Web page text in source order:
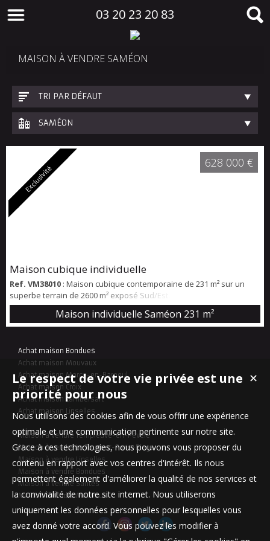
03 20 23 20 83
MAISON À VENDRE SAMÉON
TRI PAR DÉFAUT
SAMÉON
Exclusivité
Maison cubique individuelle
Ref. VM38010 : Maison cubique contemporaine de 231 m² sur un
superbe terrain de 2600 m² exposé Sud/Est. Située dans un
environnement paisible, cette maison spacieuse et ultra lumineuse
vous séduira par ses volumes généreux et sa configuration idéale
pour une vie de famille. Au rez-de-chaussée, vous trouverez une
idéale pour vos moment...
Maison individuelle Saméon 231 m²
628 000 €
Achat maison Bondues
Achat maison Mouvaux
Achat maison Marcq-en-Baroeul
Achat maison Croix
Achat maison Lambersart
Achat maison Linselles
Maison à vendre Templeuve-en-Pévèle
Maison à vendre Le Touquet-Paris-Plage
Maison à vendre Linselles
Maison à vendre Bondues
Maison à vendre Santes
Maison à vendre Mouvaux
✕
Le respect de votre vie privée est une
priorité pour nous
Nous utilisons des cookies afin de vous offrir une expérience
optimale et une communication pertinente sur notre site.
Grace à ces technologies, nous pouvons vous proposer du
contenu en rapport avec vos centres d'intérêt. Ils nous
permettent également d'améliorer la qualité de nos services et
la convivialité de notre site internet. Nous utiliserons
uniquement les données personnelles pour lesquelles vous
avez donné votre accord. Vous pouvez les modifier à